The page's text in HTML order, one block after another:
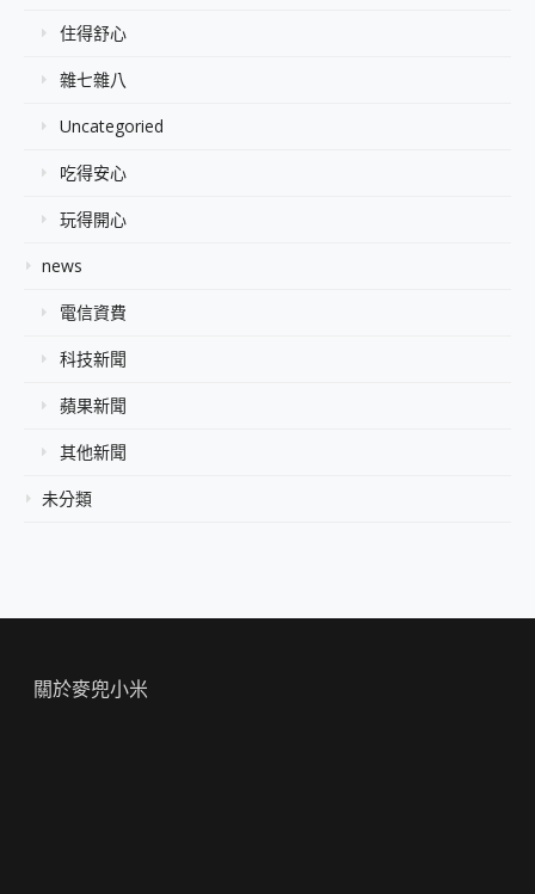
住得舒心
雜七雜八
Uncategoried
吃得安心
玩得開心
news
電信資費
科技新聞
蘋果新聞
其他新聞
未分類
關於麥兜小米